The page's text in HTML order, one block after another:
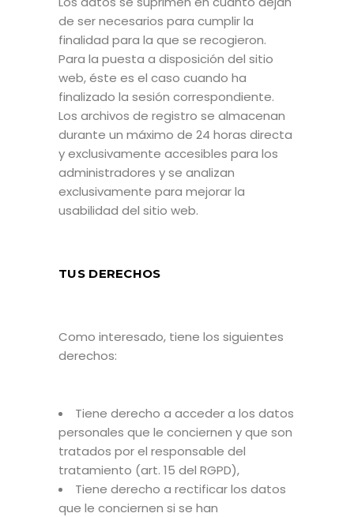
de ser necesarios para cumplir la
finalidad para la que se recogieron.
Para la puesta a disposición del sitio
web, éste es el caso cuando ha
finalizado la sesión correspondiente.
Los archivos de registro se almacenan
durante un máximo de 24 horas directa
y exclusivamente accesibles para los
administradores y se analizan
exclusivamente para mejorar la
usabilidad del sitio web.
TUS DERECHOS
Como interesado, tiene los siguientes
derechos:
Tiene derecho a acceder a los datos
personales que le conciernen y que son
tratados por el responsable del
tratamiento (art. 15 del RGPD),
Tiene derecho a rectificar los datos
que le conciernen si se han